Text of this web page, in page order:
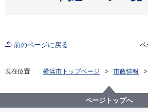
前のページに戻る ペ
現在位置 横浜市トップページ
市政情報
【記者発表】シーサイドライン × 警
が連携 多数負傷者対応合同訓練を実
ページトップへ